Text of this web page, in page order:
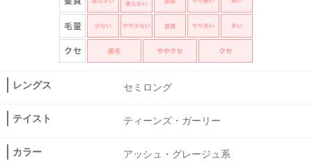
レングス セミロング
テイスト ティーンズ・ガーリー
カラー アッシュ・グレージュ系